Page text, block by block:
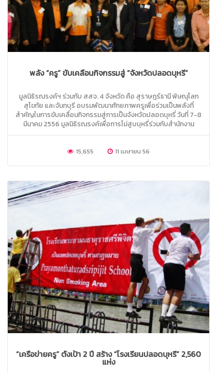
พลัง “ครู” ขับเคลื่อนกิจกรรมสู่ “จังหวัดปลอดบุหรี่”
มูลนิธิรณรงค์ฯ ร่วมกับ สสจ. 4 จังหวัด คือ สุราษฎร์ธานี พิษณุโลก
สุโขทัย และจันทบุรี อบรมพัฒนาศักยภาพครูเพื่อร่วมเป็นพลังที่
สำคัญในการขับเคลื่อนกิจกรรมสู่การเป็นจังหวัดปลอดบุหรี่ วันที่ 7-8
มีนาคม 2556 มูลนิธิรณรงค์เพื่อการไม่สูบบุหรี่ร่วมกับสำนักงาน
สาธารณสุขจังหวัด (สสจ.)
15,655 11 เมษายน 56
“เครือข่ายครู” ตั้งเป้า 2 ปี สร้าง “โรงเรียนปลอดบุหรี่” 2,560
แห่ง